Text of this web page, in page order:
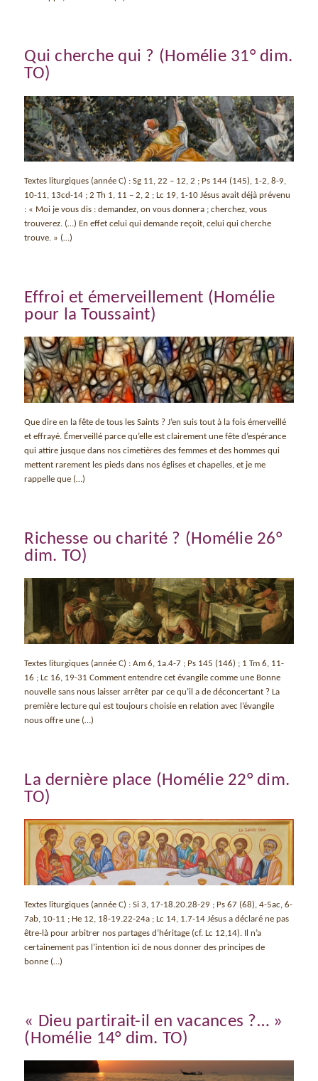
Qui cherche qui ? (Homélie 31° dim.
TO)
Textes liturgiques (année C) : Sg 11, 22 – 12, 2 ; Ps 144 (145), 1-2, 8-9,
10-11, 13cd-14 ; 2 Th 1, 11 – 2, 2 ; Lc 19, 1-10 Jésus avait déjà prévenu
: « Moi je vous dis : demandez, on vous donnera ; cherchez, vous
trouverez. (…) En effet celui qui demande reçoit, celui qui cherche
trouve. » (…)
Effroi et émerveillement (Homélie
pour la Toussaint)
Que dire en la fête de tous les Saints ? J’en suis tout à la fois émerveillé
et effrayé. Émerveillé parce qu’elle est clairement une fête d’espérance
qui attire jusque dans nos cimetières des femmes et des hommes qui
mettent rarement les pieds dans nos églises et chapelles, et je me
rappelle que (…)
Richesse ou charité ? (Homélie 26°
dim. TO)
Textes liturgiques (année C) : Am 6, 1a.4-7 ; Ps 145 (146) ; 1 Tm 6, 11-
16 ; Lc 16, 19-31 Comment entendre cet évangile comme une Bonne
nouvelle sans nous laisser arrêter par ce qu’il a de déconcertant ? La
première lecture qui est toujours choisie en relation avec l’évangile
nous offre une (…)
La dernière place (Homélie 22° dim.
TO)
Textes liturgiques (année C) : Si 3, 17-18.20.28-29 ; Ps 67 (68), 4-5ac, 6-
7ab, 10-11 ; He 12, 18-19.22-24a ; Lc 14, 1.7-14 Jésus a déclaré ne pas
être-là pour arbitrer nos partages d’héritage (cf. Lc 12,14). Il n’a
certainement pas l’intention ici de nous donner des principes de
bonne (…)
« Dieu partirait-il en vacances ?… »
(Homélie 14° dim. TO)